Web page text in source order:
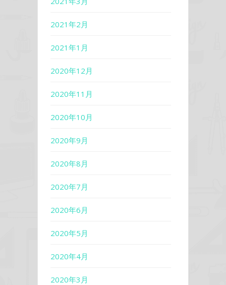
2021年2月
2021年1月
2020年12月
2020年11月
2020年10月
2020年9月
2020年8月
2020年7月
2020年6月
2020年5月
2020年4月
2020年3月